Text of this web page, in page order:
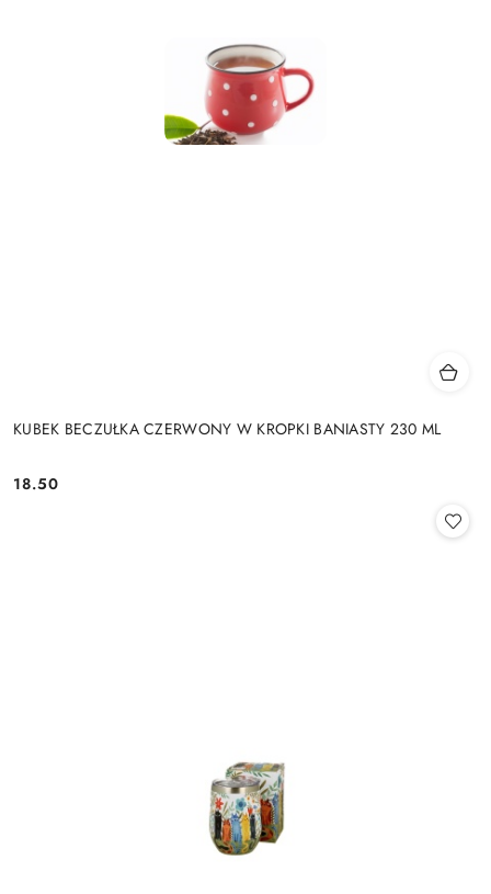
KUBEK BECZUŁKA CZERWONY W KROPKI BANIASTY 230 ML
Cena:
18.50